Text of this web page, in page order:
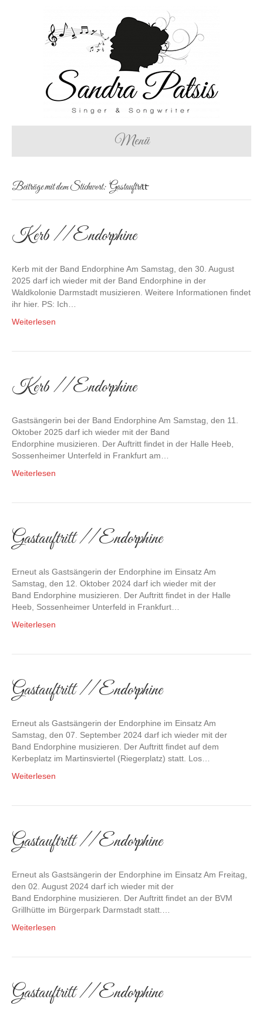
Menü
Beiträge mit dem Stichwort: ‘Gastauftritt̵
Kerb // Endorphine
Kerb mit der Band Endorphine Am Samstag, den 30. August
2025 darf ich wieder mit der Band Endorphine in der
Waldkolonie Darmstadt musizieren. Weitere Informationen findet
ihr hier. PS: Ich…
Weiterlesen
Kerb // Endorphine
Gastsängerin bei der Band Endorphine Am Samstag, den 11.
Oktober 2025 darf ich wieder mit der Band
Endorphine musizieren. Der Auftritt findet in der Halle Heeb,
Sossenheimer Unterfeld in Frankfurt am…
Weiterlesen
Gastauftritt // Endorphine
Erneut als Gastsängerin der Endorphine im Einsatz Am
Samstag, den 12. Oktober 2024 darf ich wieder mit der
Band Endorphine musizieren. Der Auftritt findet in der Halle
Heeb, Sossenheimer Unterfeld in Frankfurt…
Weiterlesen
Gastauftritt // Endorphine
Erneut als Gastsängerin der Endorphine im Einsatz Am
Samstag, den 07. September 2024 darf ich wieder mit der
Band Endorphine musizieren. Der Auftritt findet auf dem
Kerbeplatz im Martinsviertel (Riegerplatz) statt. Los…
Weiterlesen
Gastauftritt // Endorphine
Erneut als Gastsängerin der Endorphine im Einsatz Am Freitag,
den 02. August 2024 darf ich wieder mit der
Band Endorphine musizieren. Der Auftritt findet an der BVM
Grillhütte im Bürgerpark Darmstadt statt.…
Weiterlesen
Gastauftritt // Endorphine